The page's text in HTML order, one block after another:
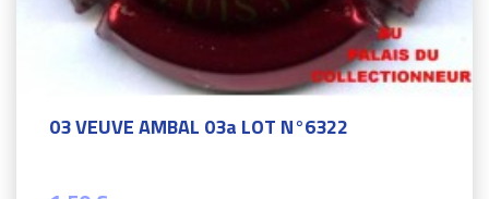
03 VEUVE AMBAL 03a LOT N°6322